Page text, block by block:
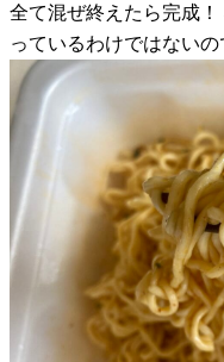
全て混ぜ終えたら完成
っているわけではないの